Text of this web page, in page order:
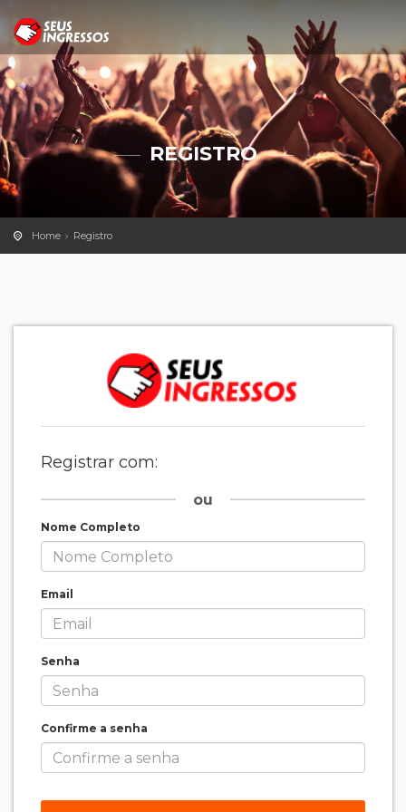
REGISTRO
Home Registro
Registrar com:
ou
Nome Completo
Email
Senha
Confirme a senha